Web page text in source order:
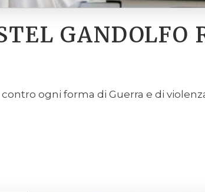
GANDOLFO
ogni forma di Guerra e di